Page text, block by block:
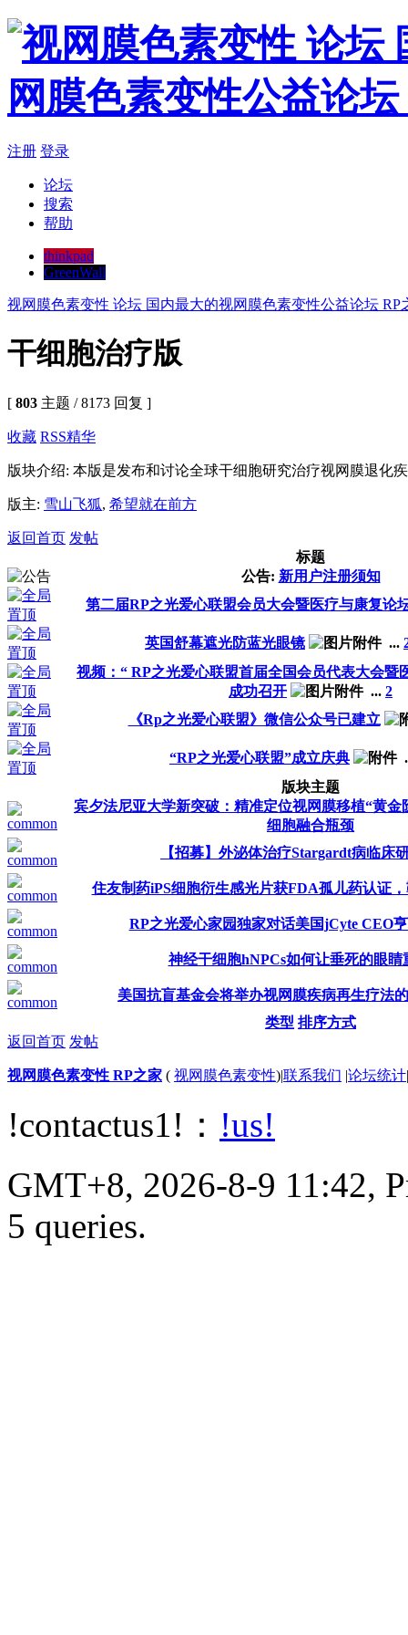
注册 登录
论坛
搜索
帮助
thinkpad
GreenWall
视网膜色素变性 论坛 国内最大的视网膜色素变性公益论坛 RP
干细胞治疗版
[ 803 主题 / 8173 回复 ]
收藏 RSS精华
版块介绍: 本版是发布和讨论全球干细胞研究治疗视网膜退化
版主: 雪山飞狐, 希望就在前方
返回首页 发帖
标题
公告: 新用户注册须知
第二届RP之光爱心联盟会员大会暨医疗与康复论
英国舒幕遮光防蓝光眼镜 ...
视频：“ RP之光爱心联盟首届全国会员代表大会暨
成功召开
... 2
《Rp之光爱心联盟》微信公众号已建立
“RP之光爱心联盟”成立庆典
版块主题
宾夕法尼亚大学新突破：精准定位视网膜移植“黄金
细胞融合瓶颈
【招募】外泌体治疗Stargardt病临床
住友制药iPS细胞衍生感光片获FDA孤儿药认证
RP之光爱心家园独家对话美国jCyte CEO
神经干细胞hNPCs如何让垂死的眼睛
美国抗盲基金会将举办视网膜疾病再生疗法
类型 排序方式
返回首页 发帖
视网膜色素变性 RP之家 ( 视网膜色素变性)|联系我们 |论坛统计|
!contactus1!： !us!
GMT+8, 2026-8-9 11:42,
5 queries.